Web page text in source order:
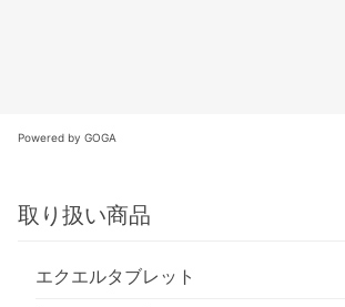
Powered by GOGA
取り扱い商品
エクエルタブレット